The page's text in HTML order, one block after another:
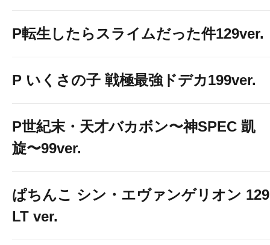
P転生したらスライムだった件129ver.
P いくさの子 戦極最強ドデカ199ver.
P世紀末・天才バカボン〜神SPEC 凱
旋〜99ver.
ぱちんこ シン・エヴァンゲリオン 129
LT ver.